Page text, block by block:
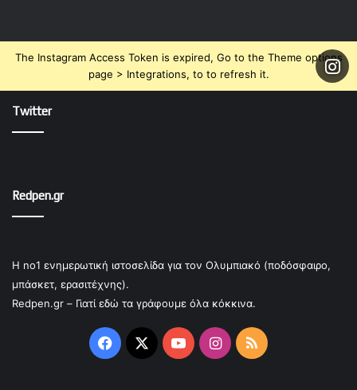
The Instagram Access Token is expired, Go to the Theme options
page > Integrations, to to refresh it.
Twitter
Redpen.gr
Η no1 ενημερωτική ιστοσελίδα για τον Ολυμπιακό (ποδόσφαιρο,
μπάσκετ, ερασιτέχνης).
Redpen.gr – Γιατί εδώ τα γράφουμε όλα κόκκινα.
Facebook
X YouTubeInstagram
RSS